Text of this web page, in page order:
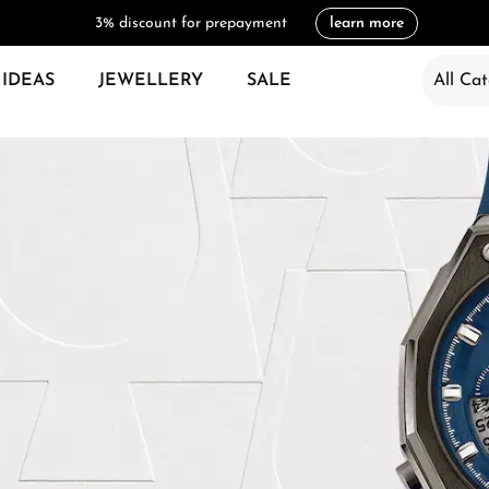
3% discount for prepayment learn more
JEWELLERY SALE All